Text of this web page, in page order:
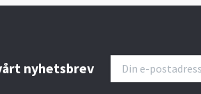
nyhetsbrev